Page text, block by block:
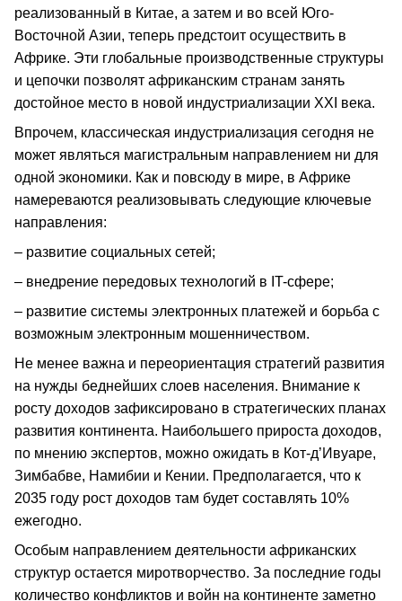
реализованный в Китае, а затем и во всей Юго-
Восточной Азии, теперь предстоит осуществить в
Африке. Эти глобальные производственные структуры
и цепочки позволят африканским странам занять
достойное место в новой индустриализации XXI века.
Впрочем, классическая индустриализация сегодня не
может являться магистральным направлением ни для
одной экономики. Как и повсюду в мире, в Африке
намереваются реализовывать следующие ключевые
направления:
– развитие социальных сетей;
– внедрение передовых технологий в IT-сфере;
– развитие системы электронных платежей и борьба с
возможным электронным мошенничеством.
Не менее важна и переориентация стратегий развития
на нужды беднейших слоев населения. Внимание к
росту доходов зафиксировано в стратегических планах
развития континента. Наибольшего прироста доходов,
по мнению экспертов, можно ожидать в Кот-д’Ивуаре,
Зимбабве, Намибии и Кении. Предполагается, что к
2035 году рост доходов там будет составлять 10%
ежегодно.
Особым направлением деятельности африканских
структур остается миротворчество. За последние годы
количество конфликтов и войн на континенте заметно